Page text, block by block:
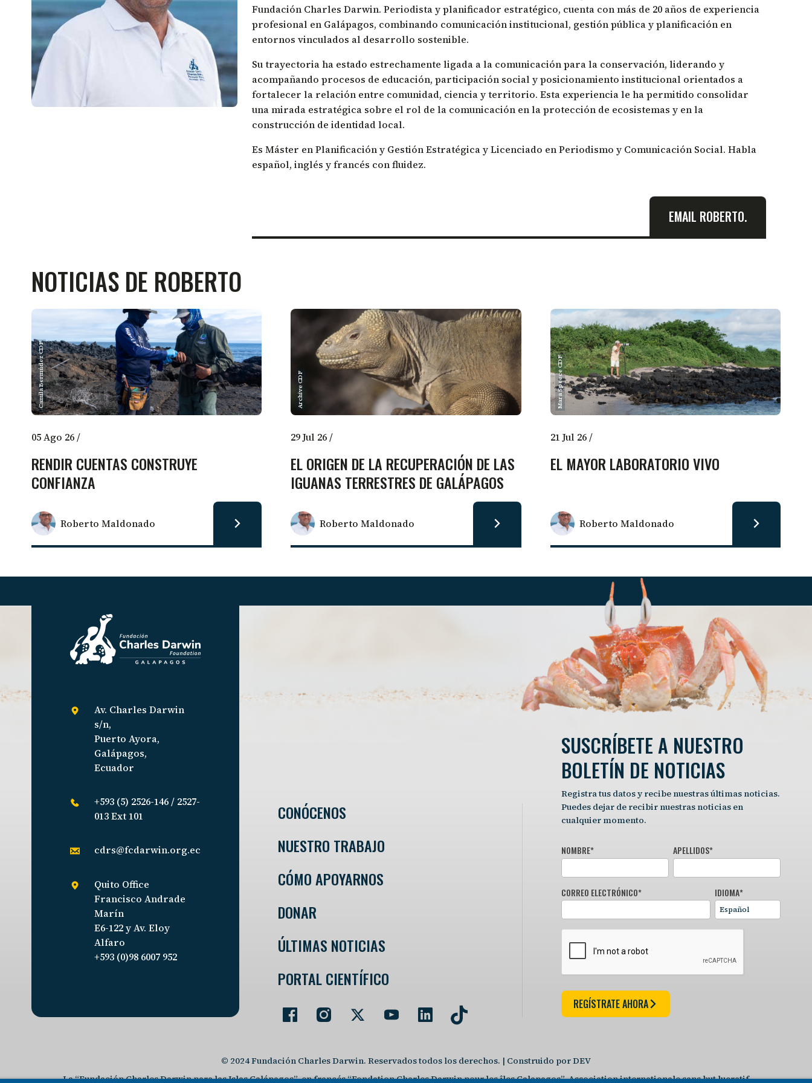
Investigación de la biodiversidad marina
Restauración Ecologica en Floreana
Restauración de Zonas Áridas
historias de Galápagos se unen.
Escucha nuestro podcast
Fundación Charles Darwin. Periodista y planificador estratégico, cuenta con más de 20 años de experiencia
profesional en Galápagos, combinando comunicación institucional, gestión pública y planificación en
entornos vinculados al desarrollo sostenible.
Su trayectoria ha estado estrechamente ligada a la comunicación para la conservación, liderando y
acompañando procesos de educación, participación social y posicionamiento institucional orientados a
fortalecer la relación entre comunidad, ciencia y territorio. Esta experiencia le ha permitido consolidar
una mirada estratégica sobre el rol de la comunicación en la protección de ecosistemas y en la
construcción de identidad local.
Es Máster en Planificación y Gestión Estratégica y Licenciado en Periodismo y Comunicación Social. Habla
español, inglés y francés con fluidez.
EMAIL ROBERTO.
NOTICIAS DE ROBERTO
Camila Bermúdez CDF
05 Ago 26/
RENDIR CUENTAS CONSTRUYE
CONFIANZA
Roberto Maldonado
Archive CDF
29 Jul 26/
EL ORIGEN DE LA RECUPERACIÓN DE LAS
IGUANAS TERRESTRES DE GALÁPAGOS
Roberto Maldonado
Mara Speece CDF
21 Jul 26/
EL MAYOR LABORATORIO VIVO
Roberto Maldonado
Av. Charles Darwin
s/n,
Puerto Ayora,
Galápagos,
Ecuador
+593 (5) 2526-146 / 2527-
013 Ext 101
cdrs@fcdarwin.org.ec
Quito Office
Francisco Andrade
Marín
E6-122 y Av. Eloy
Alfaro
+593 (0)98 6007 952
CONÓCENOS
NUESTRO TRABAJO
CÓMO APOYARNOS
DONAR
ÚLTIMAS NOTICIAS
PORTAL CIENTÍFICO
SUSCRÍBETE A NUESTRO
BOLETÍN DE NOTICIAS
Registra tus datos y recibe nuestras últimas noticias.
Puedes dejar de recibir nuestras noticias en
cualquier momento.
NOMBRE* APELLIDOS*
CORREO ELECTRÓNICO* IDIOMA*
REGÍSTRATE AHORA
© 2024 Fundación Charles Darwin. Reservados todos los derechos. | Construido por DEV
La “Fundación Charles Darwin para las Islas Galápagos”, en francés “Fondation Charles Darwin pour les îles Galapagos”, Association internationale sans but lucratif